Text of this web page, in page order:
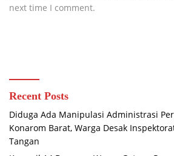
next time I comment.
Recent Posts
Diduga Ada Manipulasi Administrasi
Konarom Barat, Warga Desak
Tangan